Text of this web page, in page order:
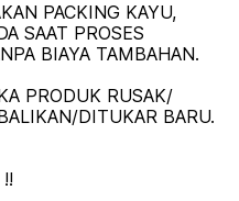
PACKING KAYU,
SAAT PROSES
BIAYA TAMBAHAN.
PRODUK RUSAK/
DITUKAR BARU.